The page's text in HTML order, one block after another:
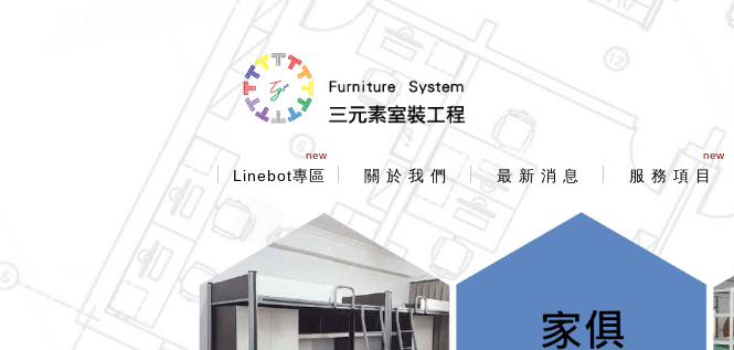
new
Linebot專區 關 於 我 們 最 新 消 息
new
服 務 項 目